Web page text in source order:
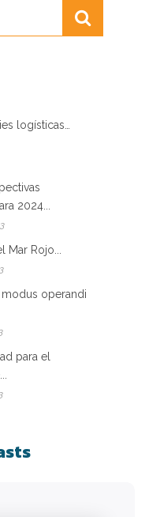
logísticas…
2024...
Mar Rojo...
operandi
para el